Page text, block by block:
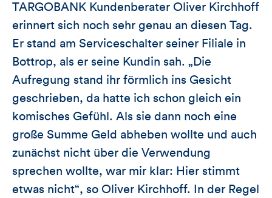
TARGOBANK Kundenberater Oliver Kirchhoff
erinnert sich noch sehr genau an diesen Tag.
Er stand am Serviceschalter seiner Filiale in
Bottrop, als er seine Kundin sah. „Die
Aufregung stand ihr förmlich ins Gesicht
geschrieben, da hatte ich schon gleich ein
komisches Gefühl. Als sie dann noch eine
große Summe Geld abheben wollte und auch
zunächst nicht über die Verwendung
sprechen wollte, war mir klar: Hier stimmt
etwas nicht“, so Oliver Kirchhoff. In der Regel